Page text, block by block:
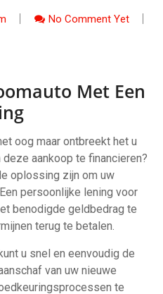
No Comment Yet
Met Een
oog maar ontbreekt het u
aankoop te financieren?
oplossing zijn om uw
persoonlijke lening voor
benodigde geldbedrag te
terug te betalen.
u snel en eenvoudig de
van uw nieuwe
te